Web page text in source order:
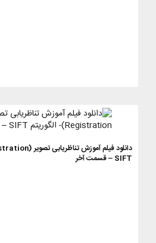
SIFT – قسمت آخر